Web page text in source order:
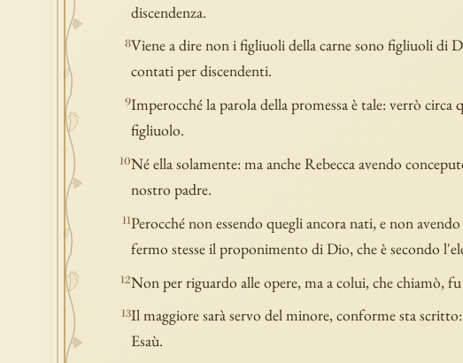
discendenza.
8Viene a dire non i figliuoli della carne sono figliuoli di
contati per discendenti.
9Imperocché la parola della promessa è tale: verrò circa
figliuolo.
10Né ella solamente: ma anche Rebecca avendo
nostro padre.
11Perocché non essendo quegli ancora nati, e non
fermo stesse il proponimento di Dio, che è secondo
12Non per riguardo alle opere, ma a colui, che chiamò,
13Il maggiore sarà servo del minore, conforme sta
Esaù.